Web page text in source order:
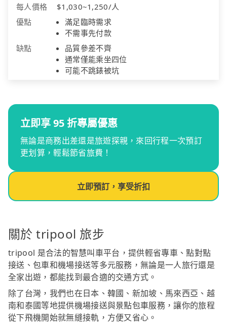
每人價格
$1,030~1,250/人
優點
滿足臨時需求
不需事先付款
缺點
品質參差不齊
通常僅能乘坐四位
可能不跳錶被坑
立即享 95 折專屬優惠
無論是商務出差還是旅遊探親，來回行程一次預訂
更划算，輕鬆節省旅費！
立即預訂，享受折扣
關於 tripool 旅步
tripool 是合法的智慧叫車平台，提供輕省專車、點對點
接送、包車和機場接送等多元服務，無論是一人旅行還是
全家出遊，都能找到最合適的交通方式。
除了台灣，我們也在日本、韓國、新加坡、馬來西亞、越
南和泰國等地提供機場接送與景點包車服務，讓你的旅程
從下飛機開始就無縫接軌，方便又省心。